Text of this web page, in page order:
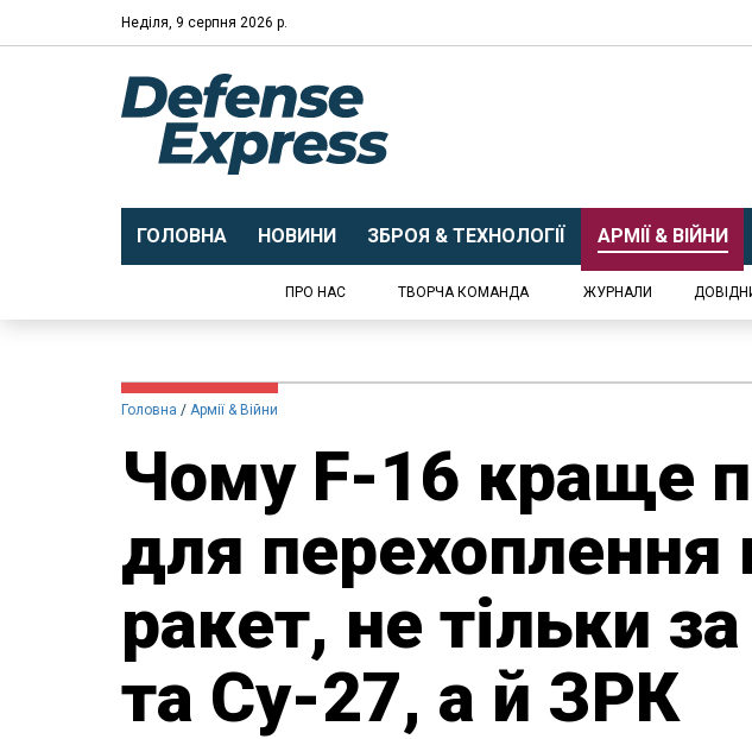
Неділя, 9 серпня 2026 р.
ГОЛОВНА НОВИНИ ЗБРОЯ & ТЕХНОЛОГІЇ АРМІЇ & ВІЙНИ
ПРО НАС ТВОРЧА КОМАНДА ЖУРНАЛИ
Головна Армії & Війни
Чому F-16 краще
для перехоплення
ракет, не тільки
та Су-27, а й ЗРК